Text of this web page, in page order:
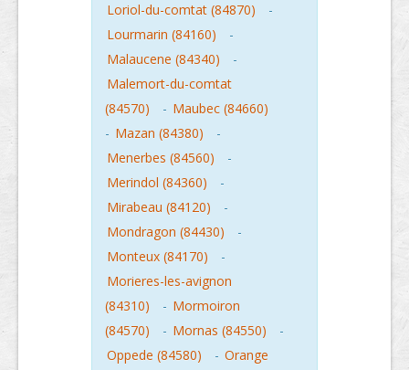
Loriol-du-comtat (84870)
-
Lourmarin (84160)
-
Malaucene (84340)
-
Malemort-du-comtat
(84570)
- Maubec (84660)
- Mazan (84380)
-
Menerbes (84560)
-
Merindol (84360)
-
Mirabeau (84120)
-
Mondragon (84430)
-
Monteux (84170)
-
Morieres-les-avignon
(84310)
- Mormoiron
(84570)
- Mornas (84550)
-
Oppede (84580)
- Orange